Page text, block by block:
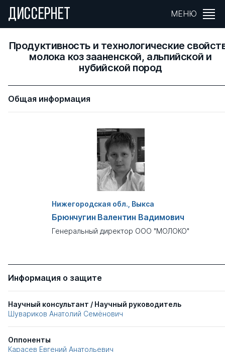
ДИССЕРНЕТ МЕНЮ
Продуктивность и технологические
молока коз зааненской, альпийской и
нубийской пород
Общая информация
Нижегородская обл., Выкса
Брюнчугин Валентин Вадимович
Генеральный директор ООО "МОЛОКО"
Информация о защите
Научный консультант / Научный руководитель
Шувариков Анатолий Семёнович
Оппоненты
Карасев Евгений Анатольевич